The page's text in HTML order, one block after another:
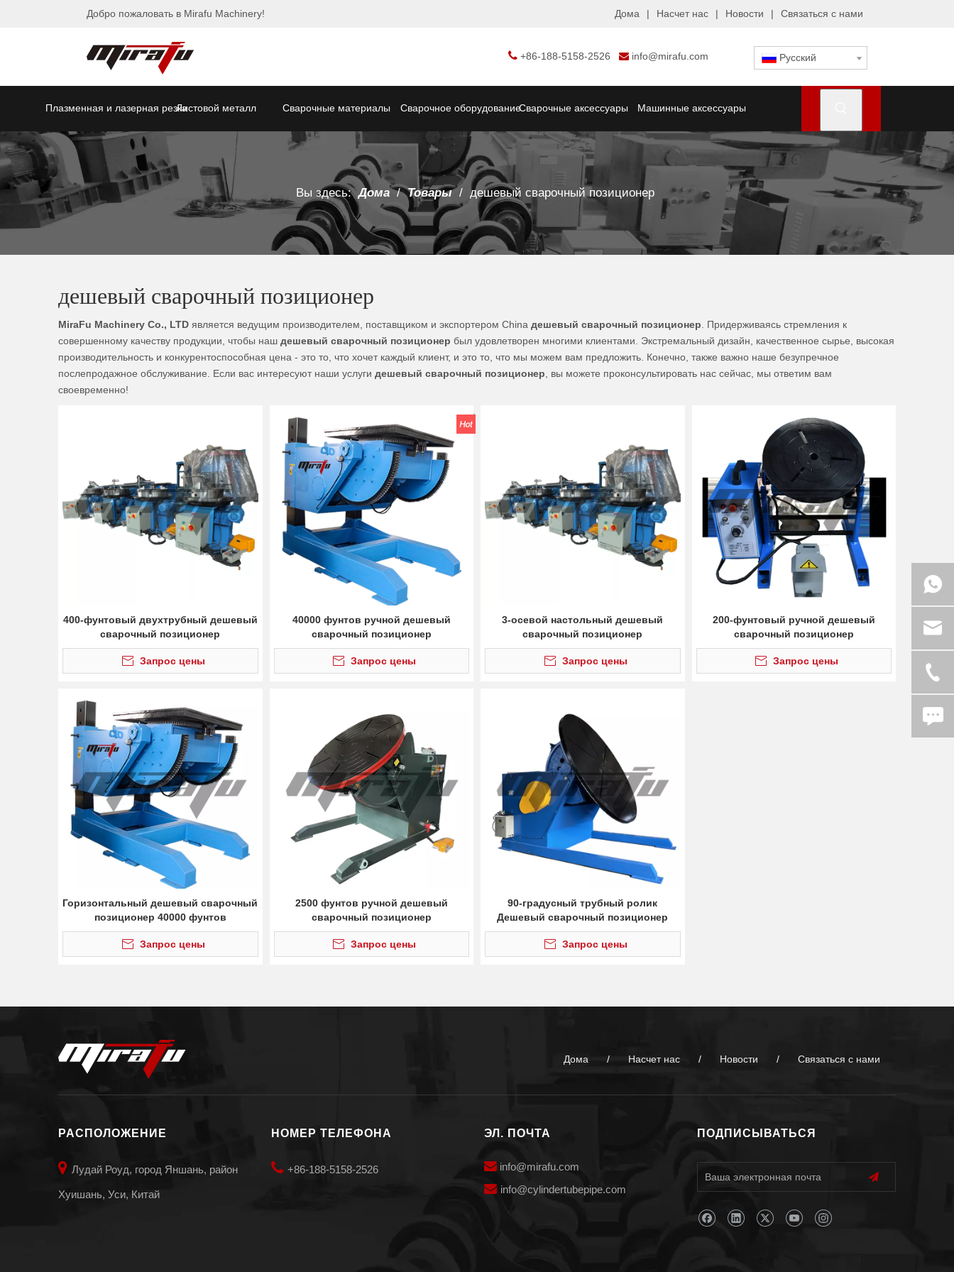
Добро пожаловать в Mirafu Machinery! Дома | Насчет нас | Новости | Связаться с нами
 +86-188-5158-2526  info@mirafu.com Pусский
Плазменная и лазерная резкаЛистовой металл Сварочные материалы Сварочное оборудованиеСварочные аксессуары Машинные аксессуары
Вы здесь: Дома / Товары / дешевый сварочный позиционер
дешевый сварочный позиционер
MiraFu Machinery Co., LTD является ведущим производителем, поставщиком и экспортером China дешевый сварочный позиционер . Придерживаясь стремления к
совершенному качеству продукции, чтобы наш дешевый сварочный позиционер был удовлетворен многими клиентами. Экстремальный дизайн, качественное сырье, высокая
производительность и конкурентоспособная цена - это то, что хочет каждый клиент, и это то, что мы можем вам предложить. Конечно, также важно наше безупречное
послепродажное обслуживание. Если вас интересуют наши услуги дешевый сварочный позиционер , вы можете проконсультировать нас сейчас, мы ответим вам
своевременно!
400-фунтовый двухтрубный дешевый
сварочный позиционер
Запрос цены
40000 фунтов ручной дешевый
сварочный позиционер
Запрос цены
3-осевой настольный дешевый
сварочный позиционер
Запрос цены
200-фунтовый ручной дешевый
сварочный позиционер
Запрос цены
Горизонтальный дешевый сварочный
позиционер 40000 фунтов
Запрос цены
2500 фунтов ручной дешевый
сварочный позиционер
Запрос цены
90-градусный трубный ролик
Дешевый сварочный позиционер
Запрос цены
Дома / Насчет нас / Новости / Связаться с нами
РАСПОЛОЖЕНИЕ
 Лудай Роуд, город Яншань, район
Хуишань, Уси, Китай
НОМЕР ТЕЛЕФОНА
 +86-188-5158-2526
ЭЛ. ПОЧТА
 info@mirafu.com
 info@cylindertubepipe.com
ПОДПИСЫВАТЬСЯ